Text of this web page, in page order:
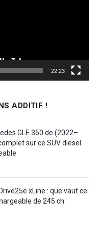
22:23
ADDITIF !
GLE 350 de (2022–
sur ce SUV diesel
xLine : que vaut ce
de 245 ch